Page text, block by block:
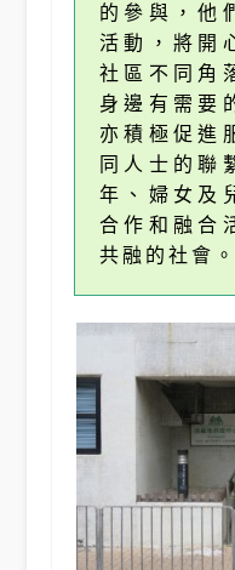
的參與，他
活動，將開
社區不同角
身邊有需要
亦積極促進
同人士的聯
年、婦女及
合作和融合
共融的社會。